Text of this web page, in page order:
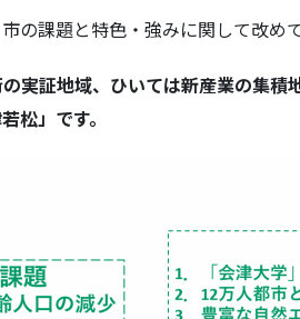
の課題と特色・強みに関して改め
実証地域、ひいては新産業の集積
松」です。